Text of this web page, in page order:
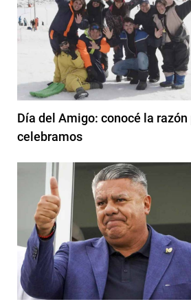
Día del Amigo: conocé la
celebramos